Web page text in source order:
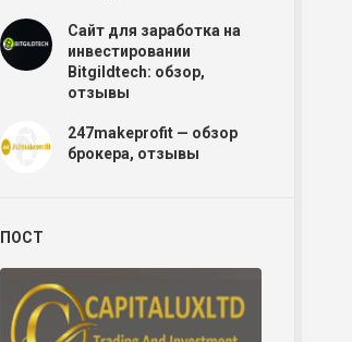
Сайт для заработка на
инвестировании
Bitgildtech: обзор,
отзывы
247makeprofit — обзор
брокера, отзывы
ПОСТ